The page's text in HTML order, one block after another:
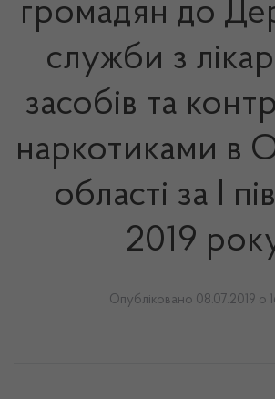
громадян до
служби з
засобів та
наркотиками в
області за І
2019
Опубліковано 08.07.2019 о